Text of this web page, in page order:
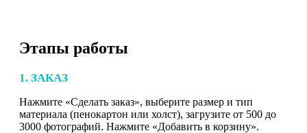
Этапы работы
1. ЗАКАЗ
Нажмите «Сделать заказ», выберите размер и тип
материала (пенокартон или холст), загрузите от 500 до
3000 фотографий. Нажмите «Добавить в корзину».